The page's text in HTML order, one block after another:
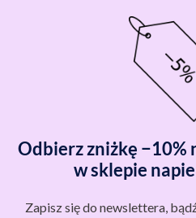
Odbierz zniżkę −10%
w sklepie
Zapisz się do newslettera,